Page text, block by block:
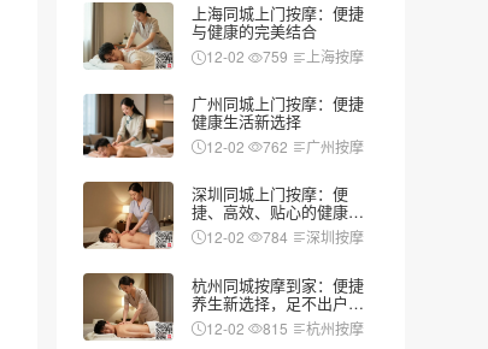
上海同城上门按摩：便捷
与健康的完美结合
12-02 759 上海按摩
广州同城上门按摩：便捷
健康生活新选择
12-02 762 广州按摩
深圳同城上门按摩：便
捷、高效、贴心的健康新
选择12-02 784 深圳按摩
杭州同城按摩到家：便捷
养生新选择，足不出户享
受专业服务
12-02 815 杭州按摩